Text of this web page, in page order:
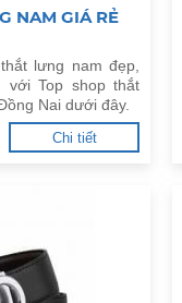
NAM GIÁ RẺ
lưng nam đẹp,
với Top shop thắt
Nai dưới đây.
Chi tiết